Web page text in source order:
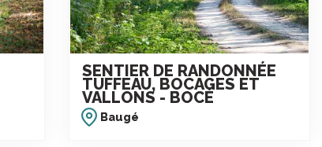
SENTIER DE RANDONNÉE
TUFFEAU, BOCAGES ET
VALLONS - BOCÉ
Baugé